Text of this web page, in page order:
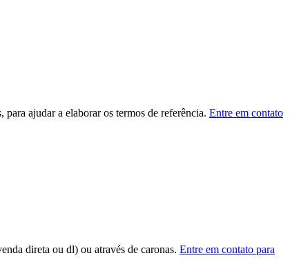
ajudar a elaborar os termos de referência. Entre em contato
direta ou dl) ou através de caronas. Entre em contato para